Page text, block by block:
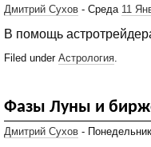
Дмитрий Сухов - Среда 11
В помощь
Filed under Астрология
Фазы Луны и
Дмитрий Сухов - Понедельник